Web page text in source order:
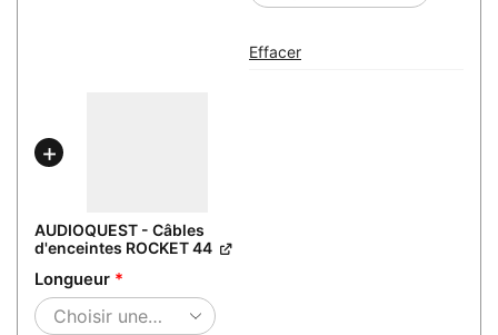
Effacer
AUDIOQUEST - Câbles
d'enceintes ROCKET 44
Longueur *